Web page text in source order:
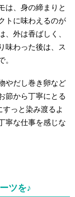
は、身の締まりと
トに味わえるのが
、外は香ばしく、
味わった後は、ス
。
やだし巻き卵など
節から丁寧にとる
っと染み渡るよ
寧な仕事を感じな
ツを♪